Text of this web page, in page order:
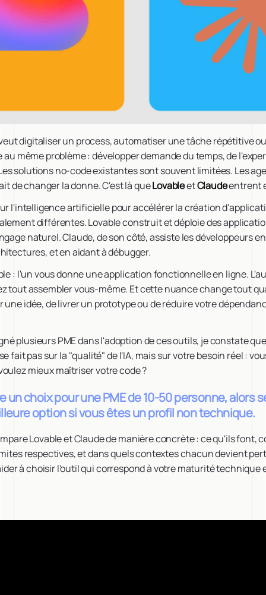
digitaliser un process, automatiser une tâche répétitive
même problème : développer demande du temps, de
solutions no-code existantes sont souvent limitées. Les
de changer la donne. C'est là queLovableetClaudeentrent
l'intelligence artificielle pour accélérer la création
différentes. Lovable construit et déploie des
naturel. Claude, de son côté, assiste les développeurs
et en aidant à débugger.
: l'un vous donne une application fonctionnelle en ligne.
tout assembler vous-même. Et cette nuance change tout
une idée, de livrer un prototype ou de réduire votre
plusieurs PME dans l'adoption de ces outils, je constate
fait pas sur la "qualité" de l'IA, mais sur votre besoin réel :
mieux maîtriser votre code ?
un choix pour une PME de 10-50 personne, alors
option si vous êtes un profil non technique.
Lovable et Claude de manière concrète : ce qu'ils font,
respectives, et dans quels contextes chacun devient
à choisir l'outil qui correspond à votre maturité technique